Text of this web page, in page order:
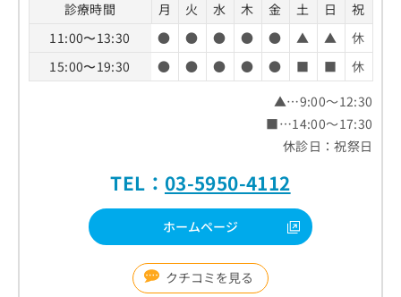
診療時間 月 火 水 木 金 土 日
祝
11:00〜13:30
● ● ● ● ● ▲ ▲
休
15:00〜19:30
● ● ● ● ● ■ ■
休
▲…9:00～12:30
■…14:00～17:30
休診日：祝祭日
TEL： 03-5950-4112
ホームページ
クチコミを見る